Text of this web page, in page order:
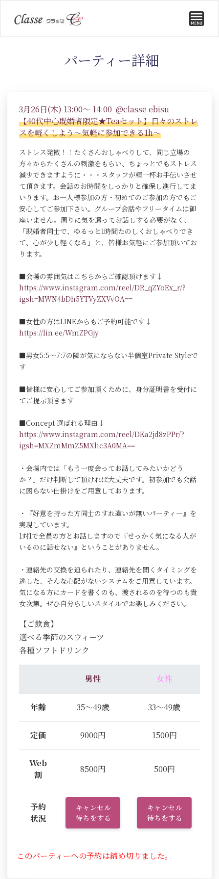
パーティー詳細
3月26日(木) 13:00～ 14:00 @classe ebisu
【40代中心既婚者限定★Teaセット】日々のストレ
スを軽くしよう～気軽に参加できる1h～
ストレス発散！！たくさんおしゃべりして、同じ立場の
方々からたくさんの刺激をもらい、ちょっとでもストレス
減少できますように・・・スタッフが精一杯お手伝いさせ
て頂きます。会話のお時間をしっかりと確保し進行してま
いります。お一人様参加の方・初めてのご参加の方でもご
安心してご参加下さい。グループ会話やフリータイムは御
座いません。周りに気を遣ってお話しする必要がなく、
「既婚者同士で、ゆるっと1時間たのしくおしゃべりでき
て、心が少し軽くなる」と、皆様お気軽にご参加頂いてお
ります。
■会場の雰囲気はこちらからご確認頂けます↓
https://www.instagram.com/reel/DR_qZYoEx_r/?
igsh=MWN4bDh5YTVyZXVvOA==
■女性の方はLINEからもご予約可能です↓
https://lin.ee/WmZPGjy
■男女5:5～7:7の隣が気にならない半個室Private Styleで
す
■皆様に安心してご参加頂くために、身分証明書を受付に
てご提示頂きます
■Concept 選ばれる理由↓
https://www.instagram.com/reel/DKa2jd8zPPr/?
igsh=MXZmMmZ5MXlic3A0MA==
・会場内では「もう一度会ってお話してみたいかどう
か？」だけ判断して頂ければ大丈夫です。初参加でも会話
に困らない仕掛けをご用意しております。
・『好意を持った方同士のすれ違いが無いパーティー』を
実現しています。
1対1で全員の方とお話しますので『せっかく気になる人が
いるのに話せない』ということがありません。
・連絡先の交換を迫られたり、連絡先を聞くタイミングを
逃した、そんな心配がないシステムをご用意しています。
気になる方にカードを書くのも、渡されるのを待つのも貴
女次第。ぜひ自分らしいスタイルでお楽しみください。
【ご飲食】
選べる季節のスウィーツ
各種ソフトドリンク
男性 女性
年齢 35～49歳 33～49歳
定価 9000円 1500円
Web
割
8500円 500円
予約
状況
キャンセル
待ちをする
キャンセル
待ちをする
このパーティーへの予約は締め切りました。